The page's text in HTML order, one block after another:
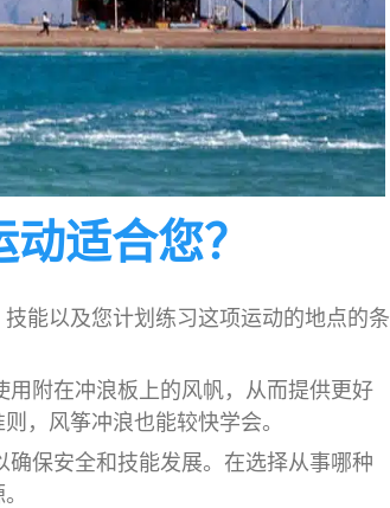
适合您？
能以及您计划练习这项运动的地点的条
附在冲浪板上的风帆，从而提供更好
，风筝冲浪也能较快学会。
保安全和技能发展。在选择从事哪种